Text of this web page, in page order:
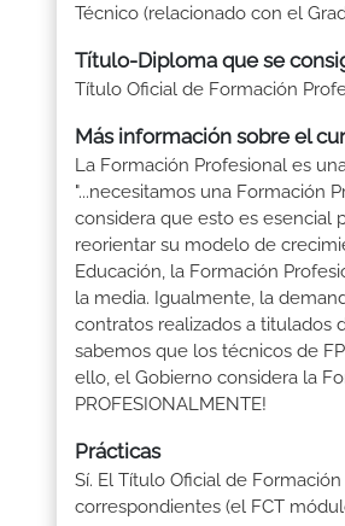
Técnico (relacionado con el
Título-Diploma que se
Título Oficial de Formación
Más información sobre el
La Formación Profesional es
"...necesitamos una Formación
considera que esto es esencial
reorientar su modelo de
Educación, la Formación
la media. Igualmente, la
contratos realizados a titulados
sabemos que los técnicos de
ello, el Gobierno considera la
PROFESIONALMENTE!
Prácticas
Sí. El Título Oficial de
correspondientes (el FCT